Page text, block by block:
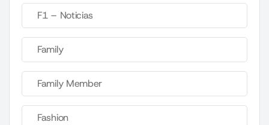
F1 – Noticias
Family
Family Member
Fashion